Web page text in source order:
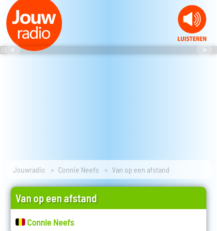
Jouwradio Connie Neefs Van op een afstand
Van op een afstand
Connie Neefs